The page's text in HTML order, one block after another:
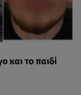
και το παιδί